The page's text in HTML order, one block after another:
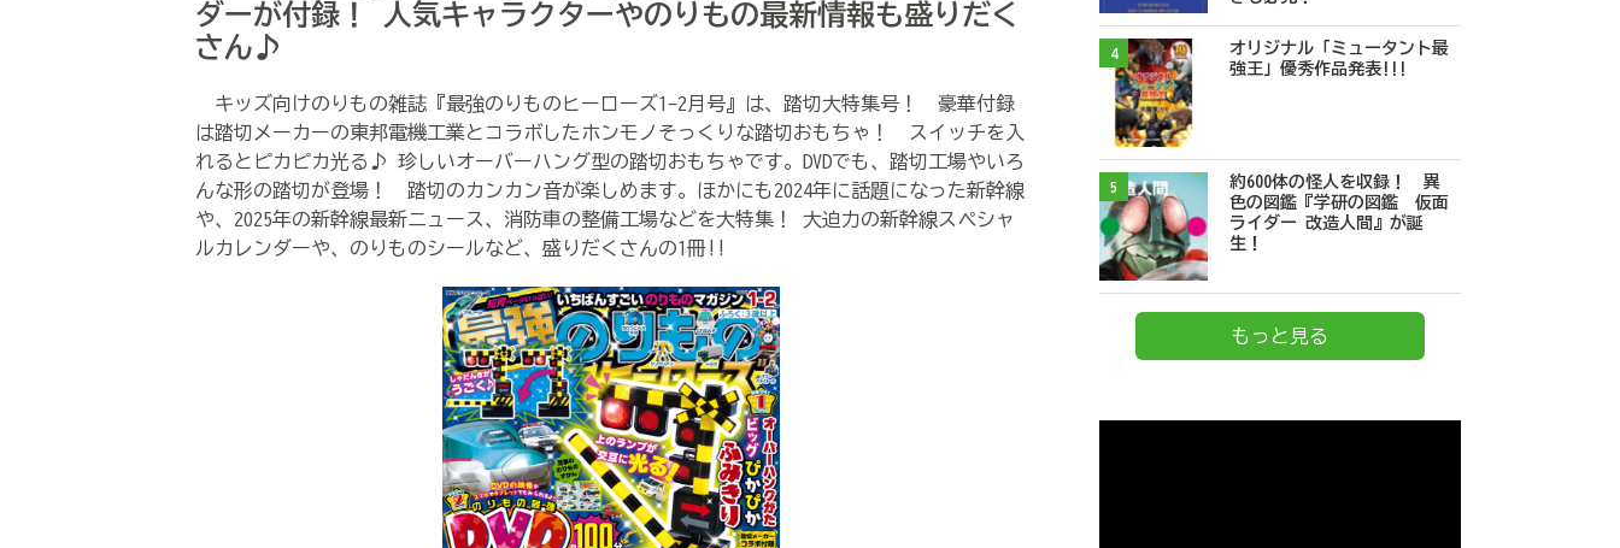
ダーが付録！ 人気キャラクターやのりもの最新情報も盛りだく
さん♪
キッズ向けのりもの雑誌『最強のりものヒーローズ1-2月号』は、踏切大特集号！ 豪華付録
は踏切メーカーの東邦電機工業とコラボしたホンモノそっくりな踏切おもちゃ！ スイッチを入
れるとピカピカ光る♪ 珍しいオーバーハング型の踏切おもちゃです。DVDでも、踏切工場やいろ
んな形の踏切が登場！ 踏切のカンカン音が楽しめます。ほかにも2024年に話題になった新幹線
や、2025年の新幹線最新ニュース、消防車の整備工場などを大特集！ 大迫力の新幹線スペシャ
ルカレンダーや、のりものシールなど、盛りだくさんの1冊!!
4
オリジナル「ミュータント最
強王」優秀作品発表!!!
5
約600体の怪人を収録！ 異
色の図鑑『学研の図鑑 仮面
ライダー 改造人間』が誕
生！
もっと見る